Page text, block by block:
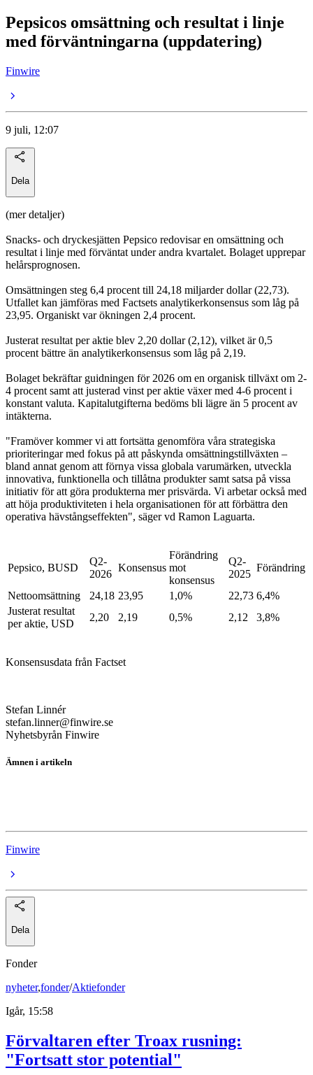
Pepsicos omsättning och resultat i linje
med förväntningarna (uppdatering)
Finwire
9 juli, 12:07
Dela
(mer detaljer)
Snacks- och dryckesjätten Pepsico redovisar en omsättning och
resultat i linje med förväntat under andra kvartalet. Bolaget upprepar
helårsprognosen.
Omsättningen steg 6,4 procent till 24,18 miljarder dollar (22,73).
Utfallet kan jämföras med Factsets analytikerkonsensus som låg på
23,95. Organiskt var ökningen 2,4 procent.
Justerat resultat per aktie blev 2,20 dollar (2,12), vilket är 0,5
procent bättre än analytikerkonsensus som låg på 2,19.
Bolaget bekräftar guidningen för 2026 om en organisk tillväxt om 2-
4 procent samt att justerad vinst per aktie växer med 4-6 procent i
konstant valuta. Kapitalutgifterna bedöms bli lägre än 5 procent av
intäkterna.
"Framöver kommer vi att fortsätta genomföra våra strategiska
prioriteringar med fokus på att påskynda omsättningstillväxten –
bland annat genom att förnya vissa globala varumärken, utveckla
innovativa, funktionella och tillåtna produkter samt satsa på vissa
initiativ för att göra produkterna mer prisvärda. Vi arbetar också med
att höja produktiviteten i hela organisationen för att förbättra den
operativa hävstångseffekten", säger vd Ramon Laguarta.
Pepsico, BUSD
Q2-
2026
Konsensus
Förändring
mot
konsensus
Q2-
2025
Förändring
Nettoomsättning 24,18 23,95 1,0% 22,73 6,4%
Justerat resultat
per aktie, USD
2,20 2,19 0,5% 2,12 3,8%
Konsensusdata från Factset
Stefan Linnér
stefan.linner@finwire.se
Nyhetsbyrån Finwire
Ämnen i artikeln
Finwire
Dela
Fonder
nyheter,fonder/Aktiefonder
Igår, 15:58
Förvaltaren efter Troax rusning:
"Fortsatt stor potential"